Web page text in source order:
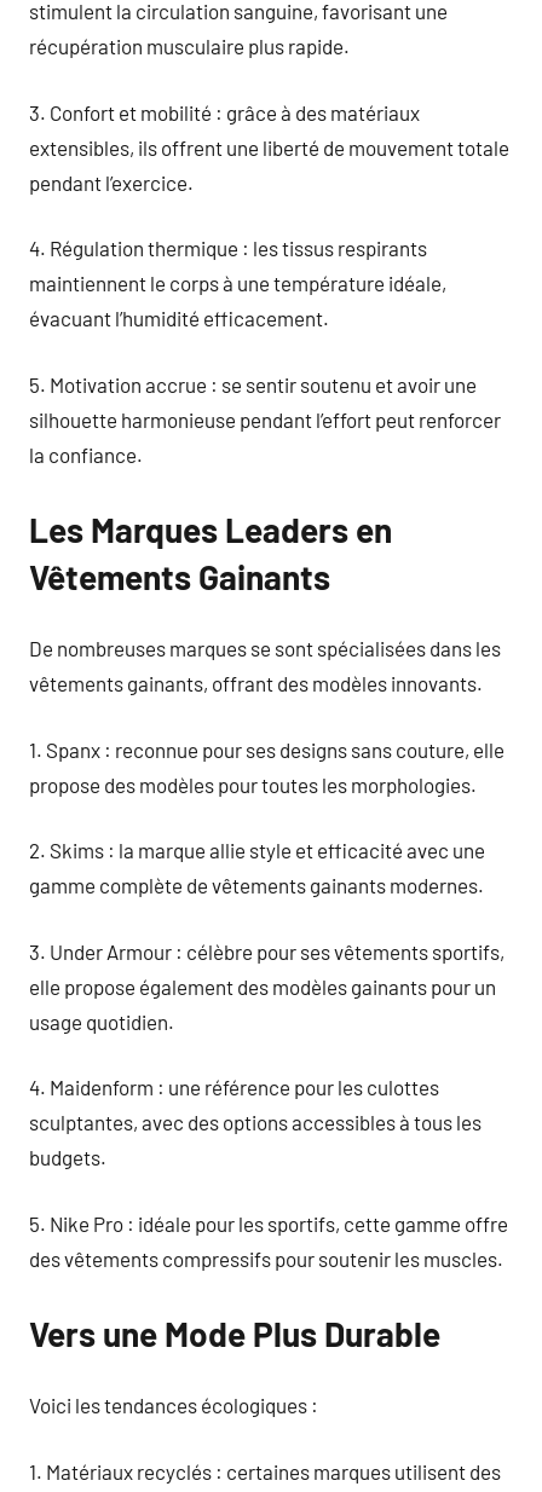
stimulent la circulation sanguine, favorisant une
récupération musculaire plus rapide.
3. Confort et mobilité : grâce à des matériaux
extensibles, ils offrent une liberté de mouvement totale
pendant l’exercice.
4. Régulation thermique : les tissus respirants
maintiennent le corps à une température idéale,
évacuant l’humidité efficacement.
5. Motivation accrue : se sentir soutenu et avoir une
silhouette harmonieuse pendant l’effort peut renforcer
la confiance.
Les Marques Leaders en
Vêtements Gainants
De nombreuses marques se sont spécialisées dans les
vêtements gainants, offrant des modèles innovants.
1. Spanx : reconnue pour ses designs sans couture, elle
propose des modèles pour toutes les morphologies.
2. Skims : la marque allie style et efficacité avec une
gamme complète de vêtements gainants modernes.
3. Under Armour : célèbre pour ses vêtements sportifs,
elle propose également des modèles gainants pour un
usage quotidien.
4. Maidenform : une référence pour les culottes
sculptantes, avec des options accessibles à tous les
budgets.
5. Nike Pro : idéale pour les sportifs, cette gamme offre
des vêtements compressifs pour soutenir les muscles.
Vers une Mode Plus Durable
Voici les tendances écologiques :
1. Matériaux recyclés : certaines marques utilisent des